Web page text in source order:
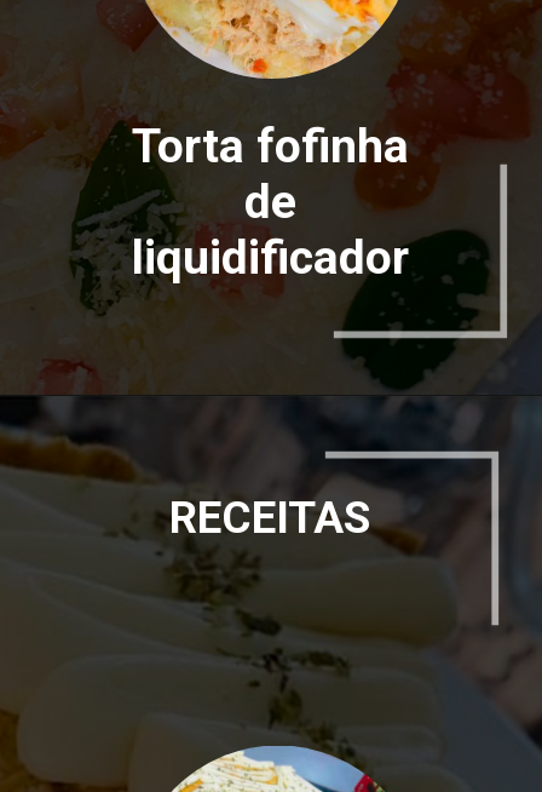
Torta fofinha
de
liquidificador
RECEITAS